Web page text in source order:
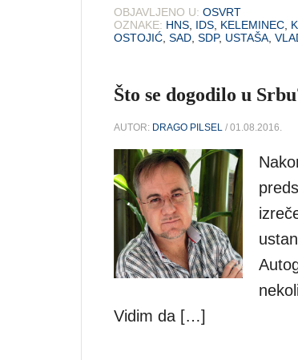
OBJAVLJENO U: OSVRT
OZNAKE: HNS, IDS, KELEMINEC,
OSTOJIĆ, SAD, SDP, USTAŠA,
Što se dogodilo u
AUTOR: DRAGO PILSEL / 01.08.2016.
Vidim da […]